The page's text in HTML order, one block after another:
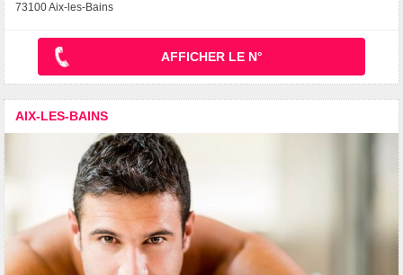
73100 Aix-les-Bains
AFFICHER LE N°
AIX-LES-BAINS